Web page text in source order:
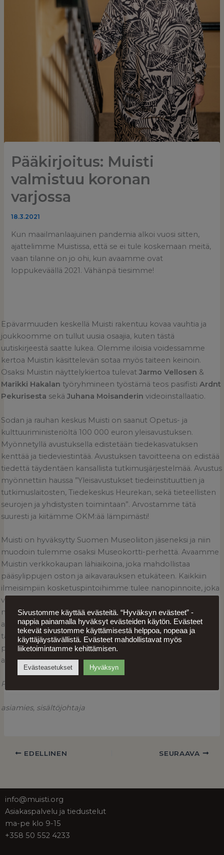
Pääkirjoitus: Muisti
valmistuu koronan
varjossa
18.3.2021
Kun maailmanlaajuinen pandemia alkoi vuosi sitten,
ajattelimme Muistissa, että se ei tule koskemaan meitä,
vaan tilanne on jo ohi, kun avaamme ovat
loppukeväällä 2021. Vähänpä tiesimme!
Epävarmuuden keskellä Muisti rakentuu kovaa vauhtia ja
joukkoomme on tullut uusia osaajia, kuten tästä
uutiskirjeestä saatte lukea. Olemme iloisia voidessamme
kertoa Muistin käsittelevän sotaa myös taiteen keinoin.
Osaksi Muistin näyttelykiertoa tulevatJarmo Vellosen &
Marikki Hakalan työryhmineen työstämä teos pasifistiArdnt
Pekurisesta sekäJuhana Moisanderinvideoinstallaatio.
Sodan ja rauhan keskus Muisti on saanut Opetus- ja
kulttuuriministeriöltä 100 000 euron yleisavustuksen.
Myönnetyllä avustuksella edistetään tiedekasvatuksen
kenttää ja tiedeviestintää. Avustuksen tavoitteena on edistää
tiedettä täydentäen kansallista tutkimusjärjestelmää. Avustus
myönnettiin haussa ”Yleisavustukset tiedeinstituuttien ja
tutkimuslaitosten, Tiedekeskus Heurekan, sekä tieteellisten
seurojen ja yhdistysten toimintaan”. Arvostamme tätä
suuresti ja kiitämme OKM:ää lämpimästi!
Muisti on hyväksytty Suomen Museoliiton jäseneksi ja niin
muodoin tulemme osaksi Museokortti-perhettä. Avaamme
Muistin verkkokaupan lähiaikoina, joka mahdollistaa
pääsylippujen oston ja aikavarauksen etukäteen. Kaikkiin
ilmeisimpiin kosketuspintoihimme tulee nanopinnoite, joka
valon vaikutuksesta tuhoaa bakteerit ja virukset. Käsidesit,
maskit ja jaksotettu asiakkaiden sisäänotto varmistavat
asiakkaillemme turvallisen näyttelykäynnin. Seuraamme
tarkasti koronapandemian etenemistä ja toivomme
pääsevämme vahvistamaan Sodan ja rauhan keskus Muistin
avajaispäivän mahdollisimman pian.
Pia Puntanen
asiamies, sisältöjohtaja
EDELLINEN SEURAAVA
info@muisti.org
Asiakaspalvelu ja tiedustelut
ma-pe klo 9-15
+358 50 552 4233
Sivustomme käyttää evästeitä. “Hyväksyn evästeet” -
nappia painamalla hyväksyt evästeiden käytön. Evästeet
tekevät sivustomme käyttämisestä helppoa, nopeaa ja
käyttäjäystävällistä. Evästeet mahdollistavat myös
liiketoimintamme kehittämisen.
Evästeasetukset Hyväksyn